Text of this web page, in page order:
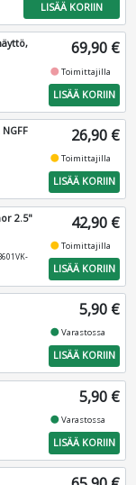
LISÄÄ KORIIN
69,90 €
fiber_manual_recordToimittajilla
LISÄÄ KORIIN
26,90 €
fiber_manual_recordToimittajilla
LISÄÄ KORIIN
2.5"
42,90 €
fiber_manual_recordToimittajilla
LISÄÄ KORIIN
5,90 €
fiber_manual_recordVarastossa
LISÄÄ KORIIN
5,90 €
fiber_manual_recordVarastossa
LISÄÄ KORIIN